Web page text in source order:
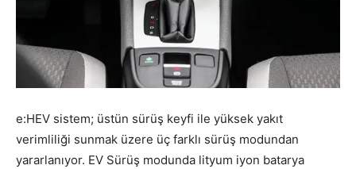
e:HEV sistem; üstün sürüş keyfi ile yüksek yakıt
verimliliği sunmak üzere üç farklı sürüş modundan
yararlanıyor. EV Sürüş modunda lityum iyon batarya